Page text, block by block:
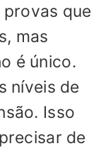
que
mas
é único.
níveis de
Isso
de